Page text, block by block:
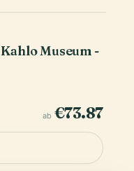
Museum -
ab €73.87